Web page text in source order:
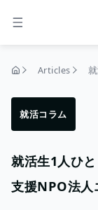
MENU
home Articles
就活コラム
就活生1人ひ
支援NPO法人